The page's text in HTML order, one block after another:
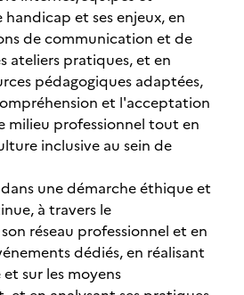
et ses enjeux, en
de communication et de
ateliers pratiques, et en
pédagogiques adaptées,
et l'acceptation
milieu professionnel tout en
inclusive au sein de
une démarche éthique et
à travers le
réseau professionnel et en
dédiés, en réalisant
sur les moyens